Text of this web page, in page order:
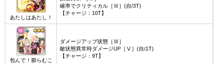
あたしはあたし！
確率でクリティカル［Ⅲ］(自/3T)
【チャージ：10T】
包んで！膨らむこ
ダメージアップ状態［Ⅲ］
敵状態異常時ダメージUP［Ⅴ］(自/1T)
【チャージ：9T】